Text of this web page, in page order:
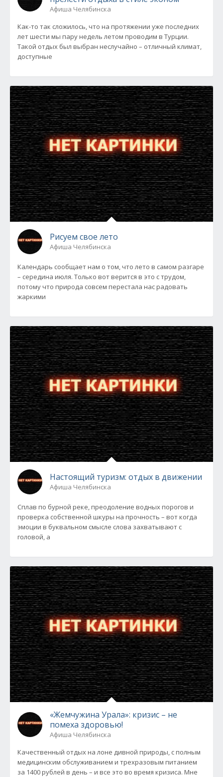
Афиша Челябинска
Как-то так сложилось, что на протяжении уже последних
лет шести мы пару недель летом проводим в Турции.
Такой отдых был выбран неслучайно – отличный климат,
доступные
Рисуем свое лето
Афиша Челябинска
Календарь сообщает нам о том, что лето в самом разгаре
– середина июля. Только вот верится в это с трудом,
потому что природа совсем перестала нас радовать
жаркими
Настоящий туризм: отдых в движении
Афиша Челябинска
Сплав по бурной реке, преодоление водных порогов и
проверка собственной шкуры на прочность – вот когда
эмоции в буквальном смысле слова захватывают с
головой, а
«Жемчужина Урала»: кризис – не
помеха здоровью!
Афиша Челябинска
Качественный отдых на лоне дивной природы, с полным
медицинским обслуживанием и трехразовым питанием
за 1400 рублей в день – и все это во время кризиса. Мне